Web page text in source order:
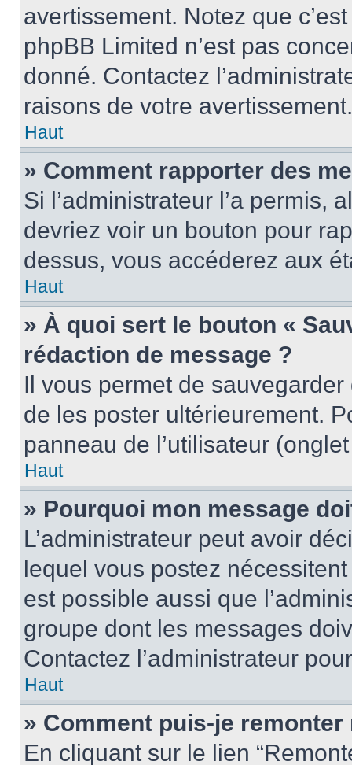
avertissement. Notez que
phpBB Limited n’est pas
donné. Contactez
raisons de votre avertissement.
Haut
» Comment rapporter des
Si l’administrateur l’a permis,
devriez voir un bouton pour
dessus, vous accéderez aux
Haut
» À quoi sert le bouton «
rédaction de message ?
Il vous permet de
de les poster ultérieurement.
panneau de l’utilisateur
Haut
» Pourquoi mon message
L’administrateur peut avoir
lequel vous postez
est possible aussi que
groupe dont les messages
Contactez l’administrateur
Haut
» Comment puis-je
En cliquant sur le lien